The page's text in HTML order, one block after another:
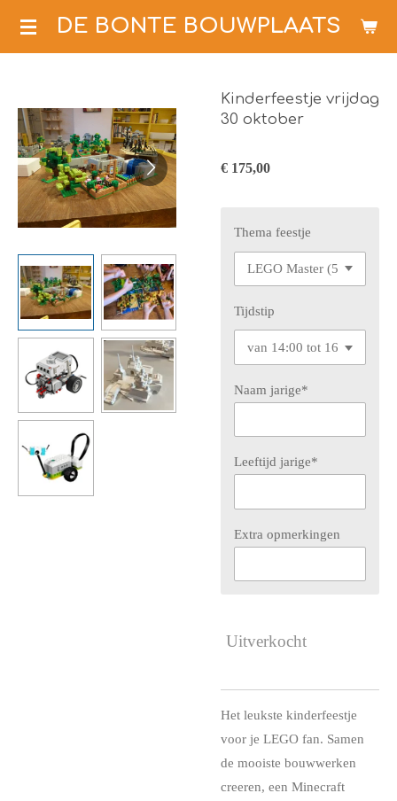
Ga
hoofdinhoud
DE BONTE BOUWPLAATS
Kinderfeestje vrijdag
30 oktober
€ 175,00
Thema feestje
Tijdstip
Naam jarige*
Leeftijd jarige*
Extra opmerkingen
Uitverkocht
Het leukste kinderfeestje
voor je LEGO fan. Samen
de mooiste bouwwerken
creeren, een Minecraft